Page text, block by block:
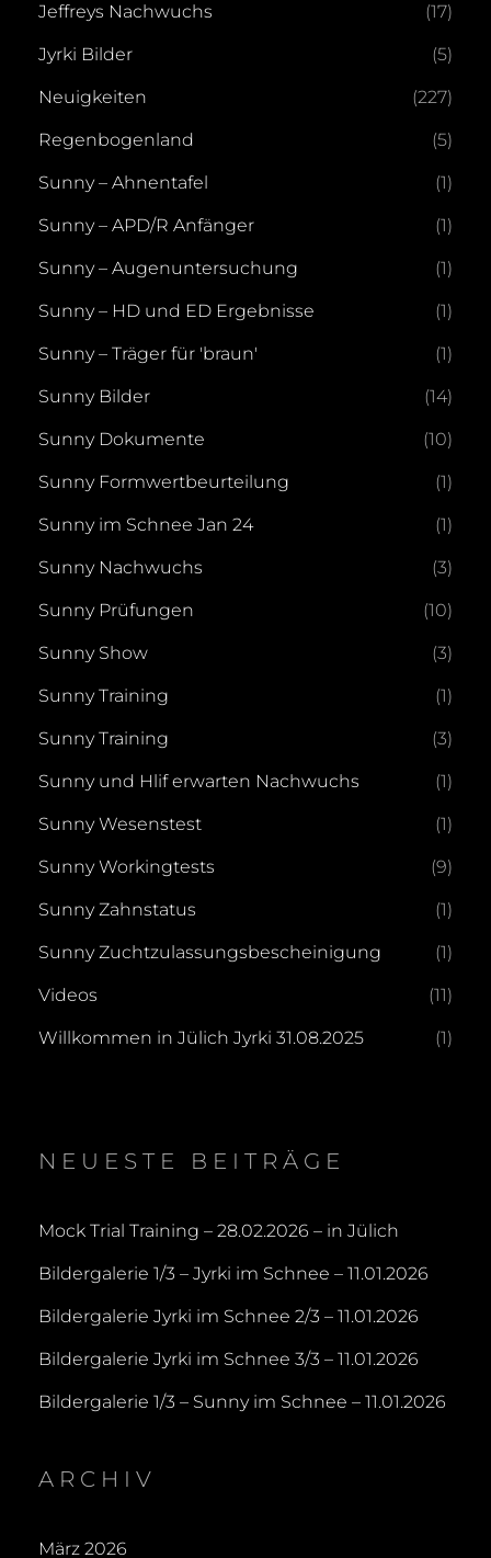
Jeffreys Nachwuchs (17)
Jyrki Bilder (5)
Neuigkeiten (227)
Regenbogenland (5)
Sunny – Ahnentafel (1)
Sunny – APD/R Anfänger (1)
Sunny – Augenuntersuchung (1)
Sunny – HD und ED Ergebnisse (1)
Sunny – Träger für 'braun' (1)
Sunny Bilder (14)
Sunny Dokumente (10)
Sunny Formwertbeurteilung (1)
Sunny im Schnee Jan 24 (1)
Sunny Nachwuchs (3)
Sunny Prüfungen (10)
Sunny Show (3)
Sunny Training (1)
Sunny Training (3)
Sunny und Hlif erwarten Nachwuchs (1)
Sunny Wesenstest (1)
Sunny Workingtests (9)
Sunny Zahnstatus (1)
Sunny Zuchtzulassungsbescheinigung (1)
Videos (11)
Willkommen in Jülich Jyrki 31.08.2025 (1)
NEUESTE BEITRÄGE
Mock Trial Training – 28.02.2026 – in Jülich
Bildergalerie 1/3 – Jyrki im Schnee – 11.01.2026
Bildergalerie Jyrki im Schnee 2/3 – 11.01.2026
Bildergalerie Jyrki im Schnee 3/3 – 11.01.2026
Bildergalerie 1/3 – Sunny im Schnee – 11.01.2026
ARCHIV
März 2026